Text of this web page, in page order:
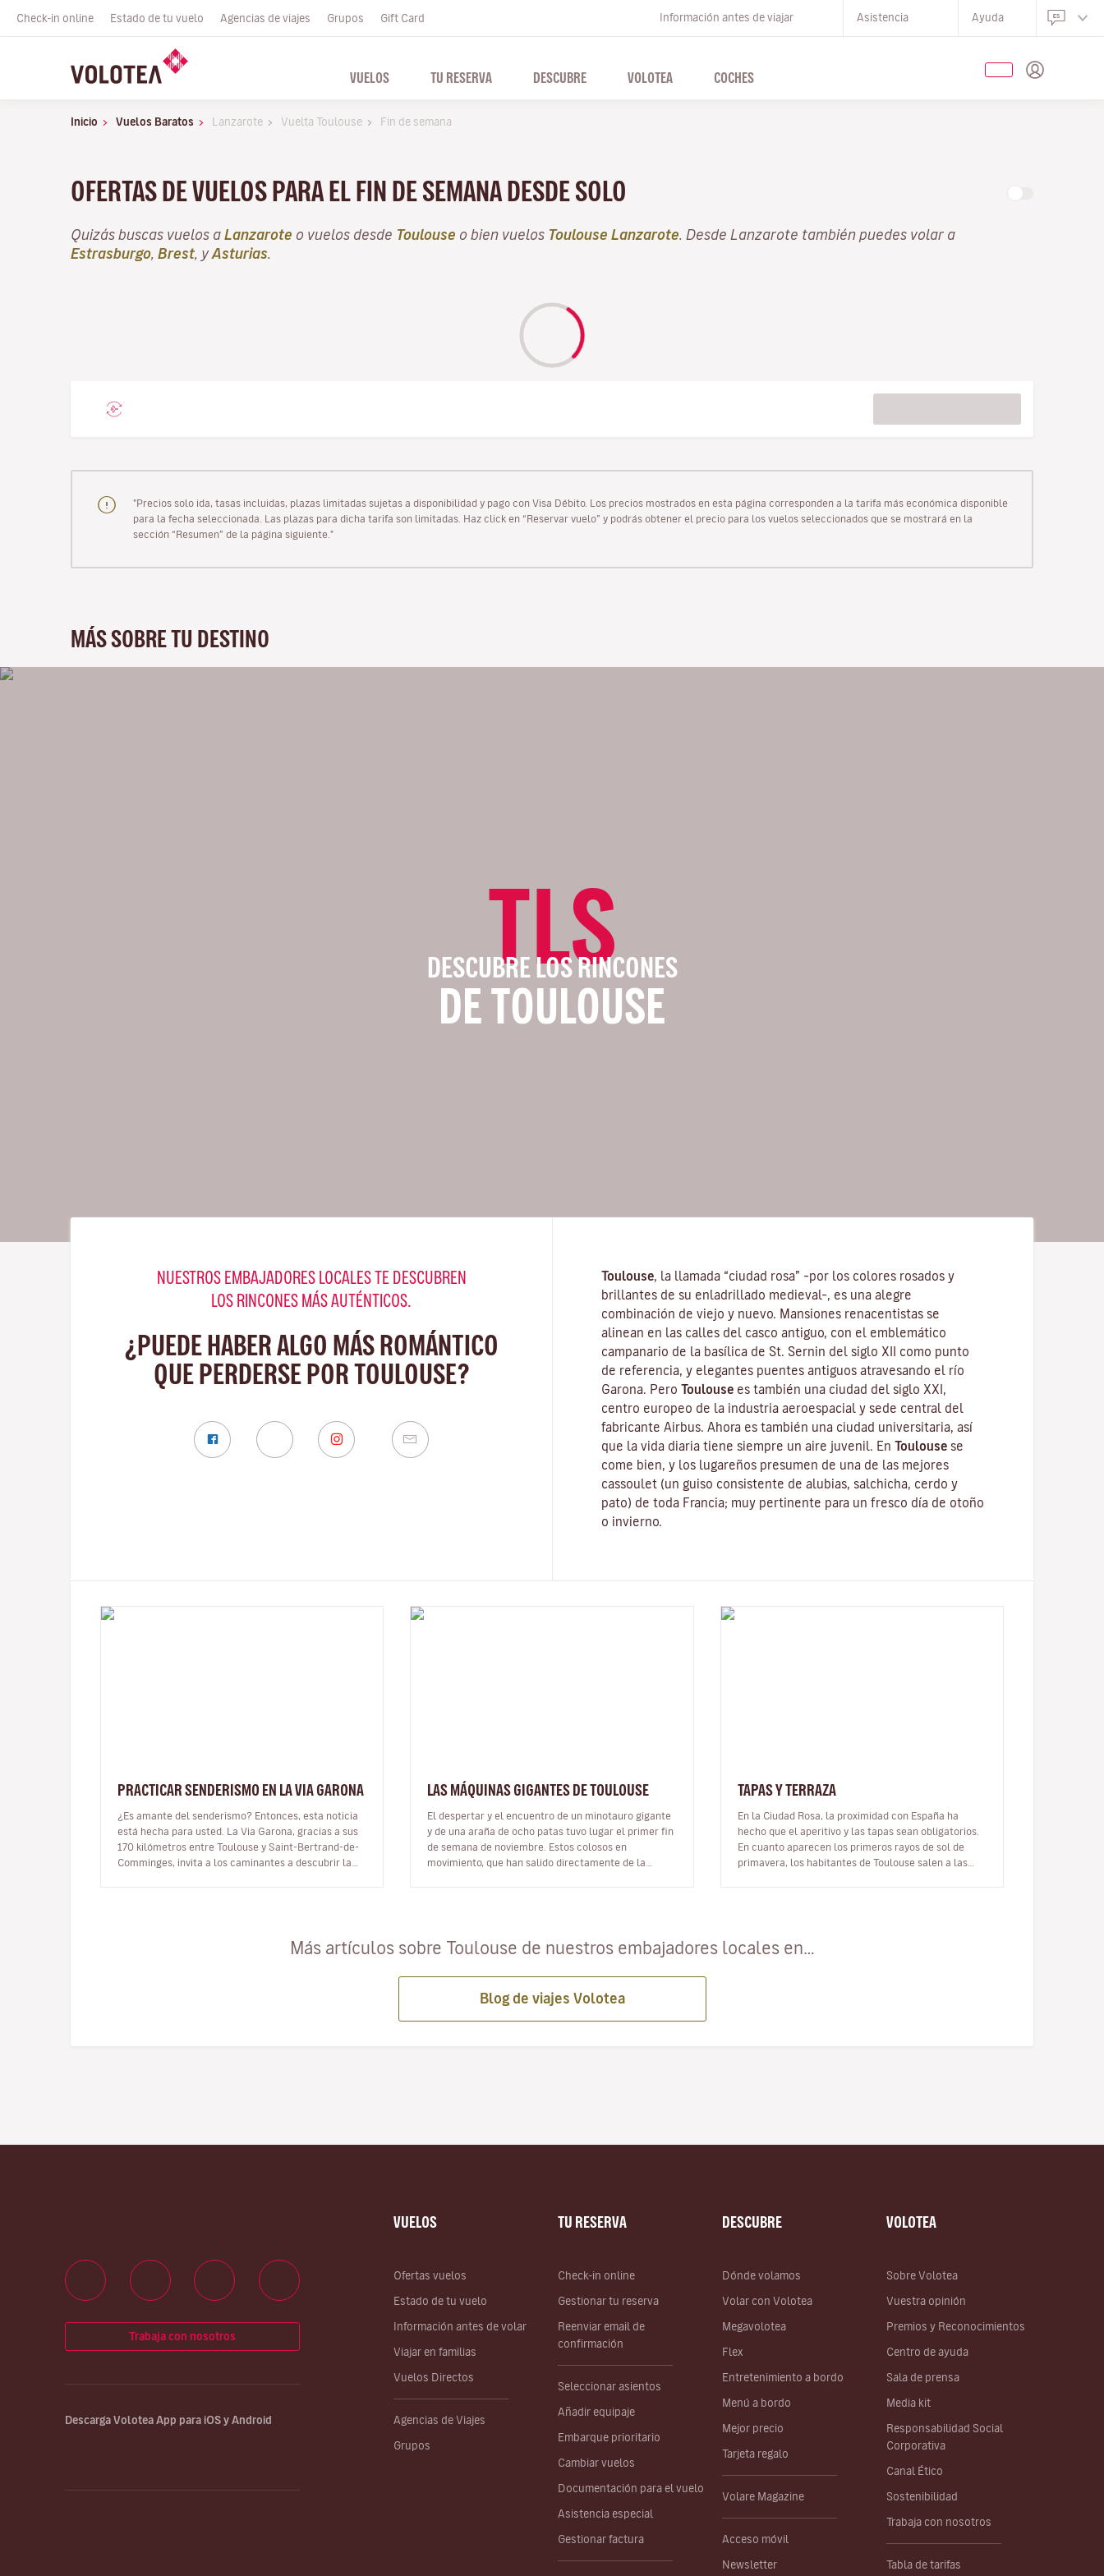
Check-in online Estado de tu vuelo Agencias de viajes Grupos Gift Card Información antes de viajar Asistencia Ayuda
VUELOS TU RESERVA DESCUBRE VOLOTEA COCHES
Inicio Vuelos Baratos Lanzarote Vuelta Toulouse Fin de semana
OFERTAS DE VUELOS PARA EL FIN DE SEMANA DESDE SOLO
Quizás buscas vuelos a Lanzarote o vuelos desde Toulouse o bien vuelos Toulouse Lanzarote . Desde Lanzarote también puedes volar a
Estrasburgo Brest , yAsturias
"Precios solo ida, tasas incluidas, plazas limitadas sujetas a disponibilidad y pago con Visa Débito. Los precios mostrados en esta página corresponden a la tarifa más económica disponible
para la fecha seleccionada. Las plazas para dicha tarifa son limitadas. Haz click en “Reservar vuelo” y podrás obtener el precio para los vuelos seleccionados que se mostrará en la
sección “Resumen” de la página siguiente."
MÁS SOBRE TU DESTINO
TLS
DESCUBRE LOS RINCONES
DE TOULOUSE
NUESTROS EMBAJADORES LOCALES TE DESCUBREN
LOS RINCONES MÁS AUTÉNTICOS.
¿PUEDE HABER ALGO MÁS ROMÁNTICO
QUE PERDERSE POR TOULOUSE?
Toulouse , la llamada “ciudad rosa” –por los colores rosados y
brillantes de su enladrillado medieval–, es una alegre
combinación de viejo y nuevo. Mansiones renacentistas se
alinean en las calles del casco antiguo, con el emblemático
campanario de la basílica de St. Sernin del siglo XII como punto
de referencia, y elegantes puentes antiguos atravesando el río
Garona. Pero Toulouse es también una ciudad del siglo XXI,
centro europeo de la industria aeroespacial y sede central del
fabricante Airbus. Ahora es también una ciudad universitaria, así
que la vida diaria tiene siempre un aire juvenil. En Toulouse se
come bien, y los lugareños presumen de una de las mejores
cassoulet (un guiso consistente de alubias, salchicha, cerdo y
pato) de toda Francia; muy pertinente para un fresco día de otoño
o invierno.
PRACTICAR SENDERISMO EN LA VIA GARONA
¿Es amante del senderismo? Entonces, esta noticia
está hecha para usted. La Via Garona, gracias a sus
170 kilómetros entre Toulouse y Saint-Bertrand-de-
Comminges, invita a los caminantes a descubrir la
LAS MÁQUINAS GIGANTES DE TOULOUSE
El despertar y el encuentro de un minotauro gigante
y de una araña de ocho patas tuvo lugar el primer fin
de semana de noviembre. Estos colosos en
movimiento, que han salido directamente de la
TAPAS Y TERRAZA
En la Ciudad Rosa, la proximidad con España ha
hecho que el aperitivo y las tapas sean obligatorios.
En cuanto aparecen los primeros rayos de sol de
primavera, los habitantes de Toulouse salen a las
Más artículos sobre Toulouse de nuestros embajadores locales en…
Blog de viajes Volotea
VUELOS
Ofertas vuelos
Estado de tu vuelo
Información antes de volar
Viajar en familias
Vuelos Directos
Agencias de Viajes
Grupos
TU RESERVA
Check-in online
Gestionar tu reserva
Reenviar email de
confirmación
Seleccionar asientos
Añadir equipaje
Embarque prioritario
Cambiar vuelos
Documentación para el vuelo
Asistencia especial
Gestionar factura
DESCUBRE
Dónde volamos
Volar con Volotea
Megavolotea
Flex
Entretenimiento a bordo
Menú a bordo
Mejor precio
Tarjeta regalo
Volare Magazine
Acceso móvil
Newsletter
VOLOTEA
Sobre Volotea
Vuestra opinión
Premios y Reconocimientos
Centro de ayuda
Sala de prensa
Media kit
Responsabilidad Social
Corporativa
Canal Ético
Sostenibilidad
Trabaja con nosotros
Tabla de tarifas
Trabaja con nosotros
Descarga Volotea App para iOS y Android